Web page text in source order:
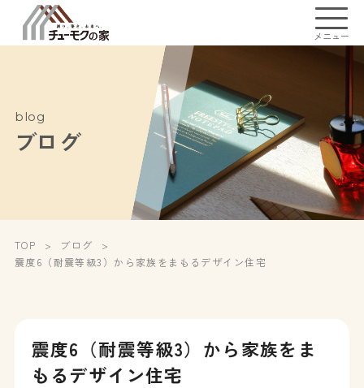
メニュー
blog
ブログ
TOP
ブログ
震度6（耐震等級3）から家族をまもるデザイン住宅
震度6（耐震等級3）から家族をま
もるデザイン住宅